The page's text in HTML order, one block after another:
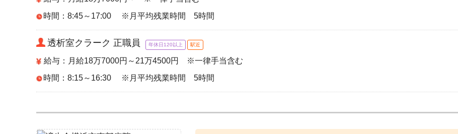
時間：8:45～17:00 ※月平均残業時間 5時間
透析室クラーク 正職員 年休日120以上 駅近
給与：月給18万7000円～21万4500円 ※一律手当含む
時間：8:15～16:30 ※月平均残業時間 5時間